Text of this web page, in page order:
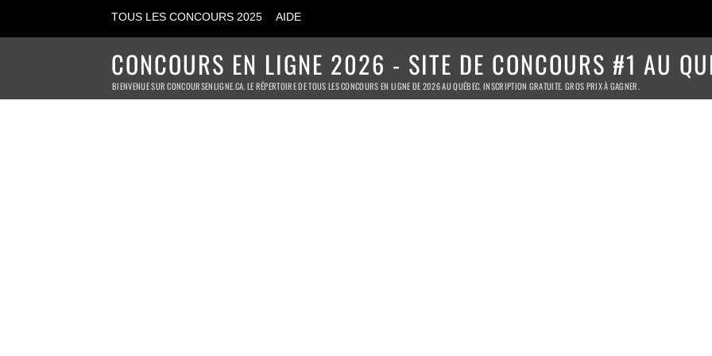
TOUS LES CONCOURS 2025 AIDE
CONCOURS EN LIGNE 2026 - SITE DE CONCOURS #1 AU
BIENVENUE SUR CONCOURSENLIGNE.CA. LE RÉPERTOIRE DE TOUS LES CONCOURS EN LIGNE DE 2026 AU QUÉBEC. INSCRIPTION GRATUITE. GROS PRIX À GAGNER.